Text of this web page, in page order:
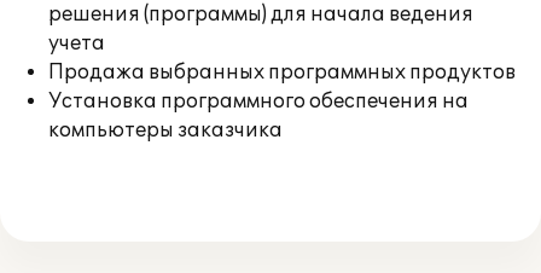
решения (программы) для начала ведения
учета
Продажа выбранных программных продуктов
Установка программного обеспечения на
компьютеры заказчика